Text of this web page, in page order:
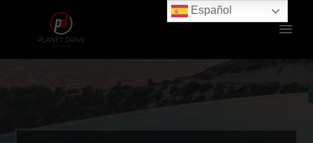
Español